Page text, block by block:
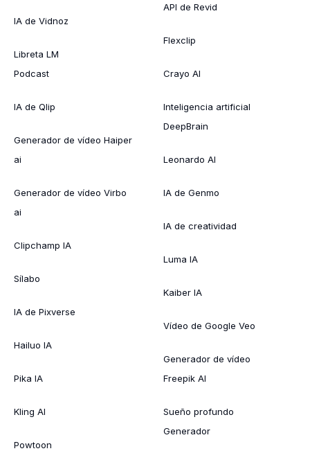
IA de Vidnoz
Libreta LM
Podcast
IA de Qlip
Generador de vídeo Haiper
ai
Generador de vídeo Virbo
ai
Clipchamp IA
Sílabo
IA de Pixverse
Hailuo IA
Pika IA
Kling AI
Powtoon
API de Revid
Flexclip
Crayo AI
Inteligencia artificial
DeepBrain
Leonardo AI
IA de Genmo
IA de creatividad
Luma IA
Kaiber IA
Vídeo de Google Veo
Generador de vídeo
Freepik AI
Sueño profundo
Generador